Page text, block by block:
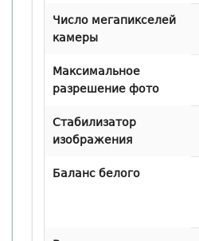
Число мегапикселей
камеры
Максимальное
разрешение фото
Стабилизатор
изображения
Баланс белого